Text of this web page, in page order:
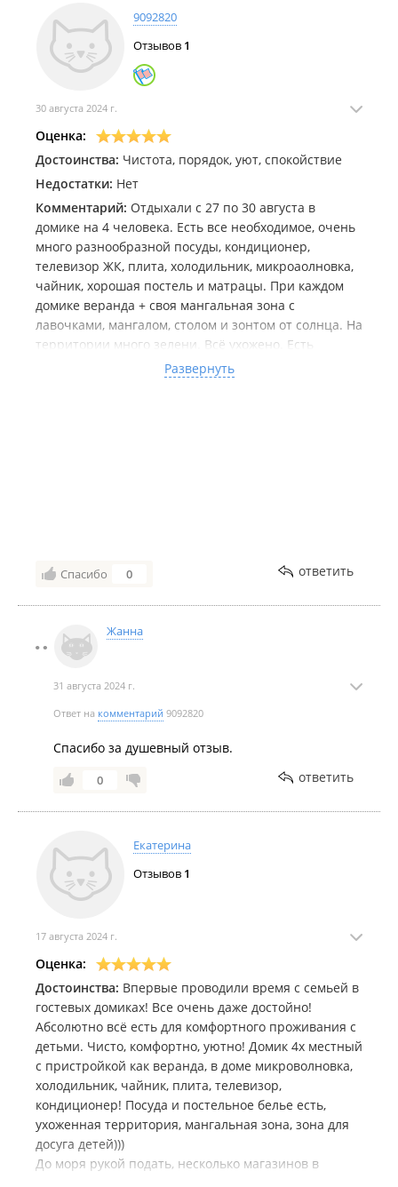
9092820
Отзывов 1
30 августа 2024 г.
Оценка:
Достоинства: Чистота, порядок, уют, спокойствие
Недостатки: Нет
Комментарий: Отдыхали с 27 по 30 августа в
домике на 4 человека. Есть все необходимое, очень
много разнообразной посуды, кондиционер,
телевизор ЖК, плита, холодильник, микроаолновка,
чайник, хорошая постель и матрацы. При каждом
домике веранда + своя мангальная зона с
лавочками, мангалом, столом и зонтом от солнца. На
территории много зелени. Всё ухожено. Есть
детская площадка. Территория не нагромождена.
Хороший тихий семейный отдых получился.
Развернуть
Спасибо 0 ответить
Жанна
31 августа 2024 г.
Ответ на комментарий 9092820
Спасибо за душевный отзыв.
0 ответить
Екатерина
Отзывов 1
17 августа 2024 г.
Оценка:
Достоинства: Впервые проводили время с семьей в
гостевых домиках! Все очень даже достойно!
Абсолютно всё есть для комфортного проживания с
детьми. Чисто, комфортно, уютно! Домик 4х местный
с пристройкой как веранда, в доме микроволновка,
холодильник, чайник, плита, телевизор,
кондиционер! Посуда и постельное белье есть,
ухоженная территория, мангальная зона, зона для
досуга детей)))
До моря рукой подать, несколько магазинов в